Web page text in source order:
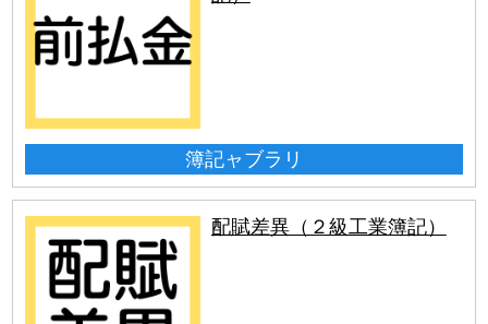
簿記ャブラリ
配賦差異（２級工業簿記）